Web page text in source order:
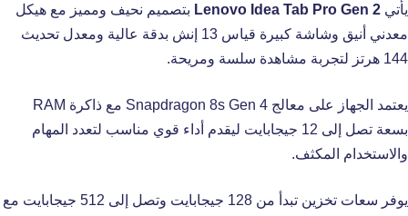
يأتي Lenovo Idea Tab Pro Gen 2 بتصميم نحيف ومميز مع هيكل
معدني أنيق وشاشة كبيرة قياس 13 إنش بدقة عالية ومعدل تحديث
144 هرتز لتجربة مشاهدة سلسة ومريحة.
يعتمد الجهاز على معالج Snapdragon 8s Gen 4 مع ذاكرة RAM
بسعة تصل إلى 12 جيجابايت ليقدم أداء قوي مناسب لتعدد المهام
والاستخدام المكثف.
يوفر سعات تخزين تبدأ من 128 جيجابايت وتصل إلى 512 جيجابايت مع